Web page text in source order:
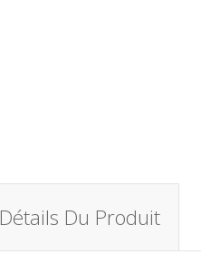
Détails Du Produit